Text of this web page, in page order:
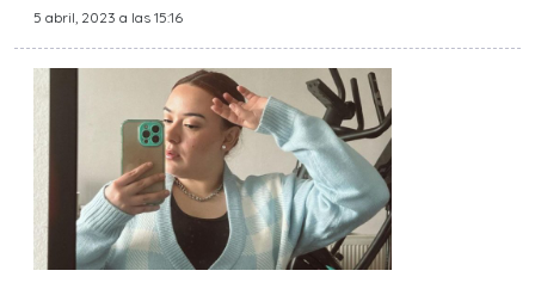
5 abril, 2023 a las 15:16